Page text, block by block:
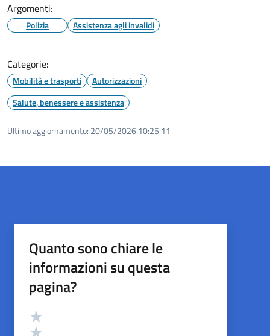
Argomenti:
Polizia Assistenza agli invalidi
Categorie:
Mobilità e trasporti
Autorizzazioni
Salute, benessere e assistenza
Ultimo aggiornamento: 20/05/2026 10:25.11
Quanto sono chiare le
informazioni su questa
pagina?
Valutazione